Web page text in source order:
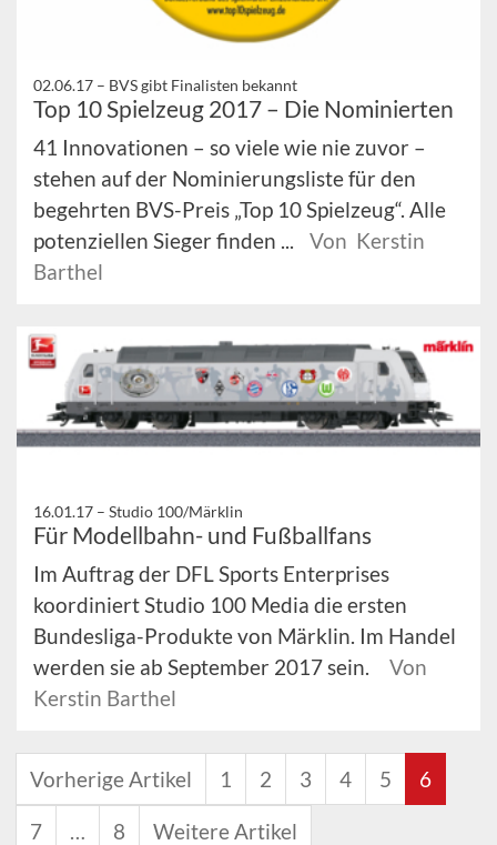
02.06.17 – BVS gibt Finalisten bekannt
Top 10 Spielzeug 2017 – Die Nominierten
41 Innovationen – so viele wie nie zuvor –
stehen auf der Nominierungsliste für den
begehrten BVS-Preis „Top 10 Spielzeug“. Alle
potenziellen Sieger finden ...
Von Kerstin
Barthel
16.01.17 – Studio 100/Märklin
Für Modellbahn- und Fußballfans
Im Auftrag der DFL Sports Enterprises
koordiniert Studio 100 Media die ersten
Bundesliga-Produkte von Märklin. Im Handel
werden sie ab September 2017 sein.
Von
Kerstin Barthel
Vorherige Artikel 1 2 3 4 5 6
7 8 Weitere Artikel